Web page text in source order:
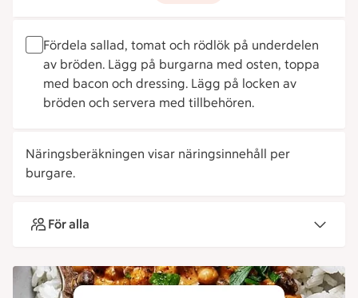
Fördela sallad, tomat och rödlök på underdelen
av bröden. Lägg på burgarna med osten, toppa
med bacon och dressing. Lägg på locken av
bröden och servera med tillbehören.
Näringsberäkningen visar näringsinnehåll per
burgare.
För alla